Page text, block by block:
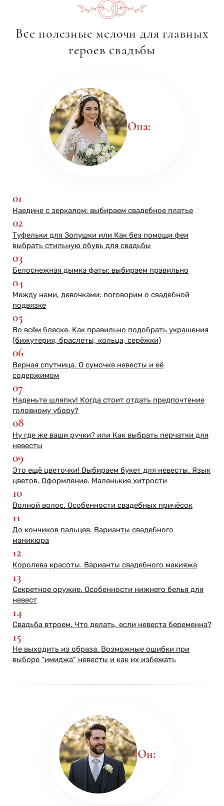
Все полезные мелочи для главных
героев свадьбы
Она:
01
Наедине с зеркалом: выбираем свадебное платье
02
Туфельки для Золушки или Как без помощи феи
выбрать стильную обувь для свадьбы
03
Белоснежная дымка фаты: выбираем правильно
04
Между нами, девочками: поговорим о свадебной
подвязке
05
Во всём блеске. Как правильно подобрать украшения
(бижутерия, браслеты, кольца, серёжки)
06
Верная спутница. О сумочке невесты и её
содержимом
07
Наденьте шляпку! Когда стоит отдать предпочтение
головному убору?
08
Ну где же ваши ручки? или Как выбрать перчатки для
невесты
09
Это ещё цветочки! Выбираем букет для невесты. Язык
цветов. Оформление. Маленькие хитрости
10
Волной волос. Особенности свадебных причёсок
11
До кончиков пальцев. Варианты свадебного
маникюра
12
Королева красоты. Варианты свадебного макияжа
13
Секретное оружие. Особенности нижнего белья для
невест
14
Свадьба втроем. Что делать, если невеста беременна?
15
Не выходить из образа. Возможные ошибки при
выборе "имиджа" невесты и как их избежать
Он: